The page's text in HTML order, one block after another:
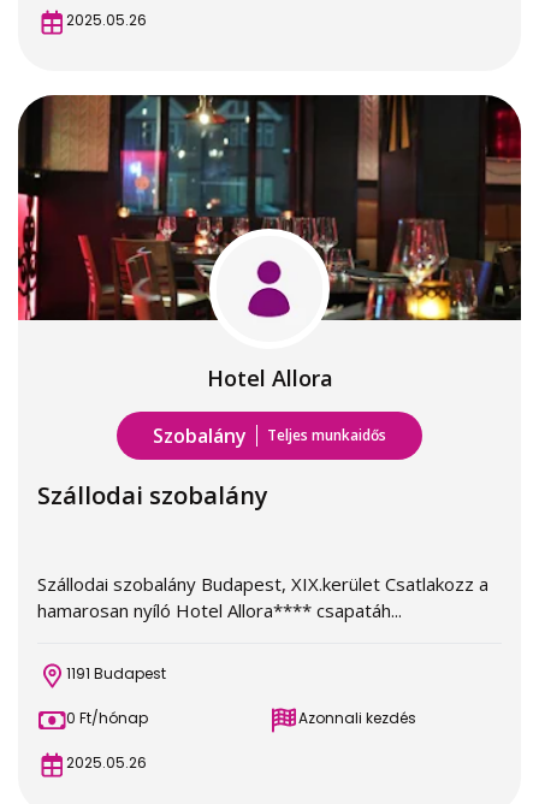
2025.05.26
Hotel Allora
Szobalány Teljes munkaidős
Szállodai szobalány
Szállodai szobalány Budapest, XIX.kerület Csatlakozz a
hamarosan nyíló Hotel Allora**** csapatáh...
1191 Budapest
0 Ft/hónap Azonnali kezdés
2025.05.26